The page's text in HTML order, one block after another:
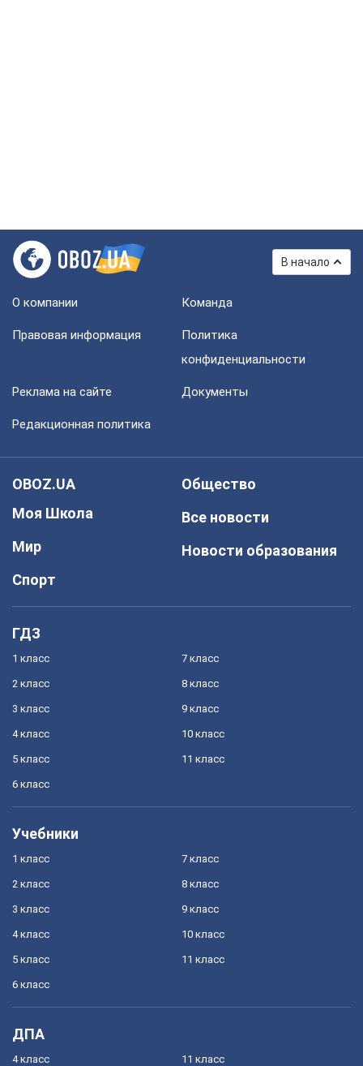
В начало
О компании Команда
Правовая информация
Политика
конфиденциальности
Реклама на сайте Документы
Редакционная политика
OBOZ.UA
Моя Школа
Мир
Спорт
Общество
Все новости
Новости образования
ГДЗ
1 класс
2 класс
3 класс
4 класс
5 класс
6 класс
7 класс
8 класс
9 класс
10 класс
11 класс
Учебники
1 класс
2 класс
3 класс
4 класс
5 класс
6 класс
7 класс
8 класс
9 класс
10 класс
11 класс
ДПА
4 класс 11 класс